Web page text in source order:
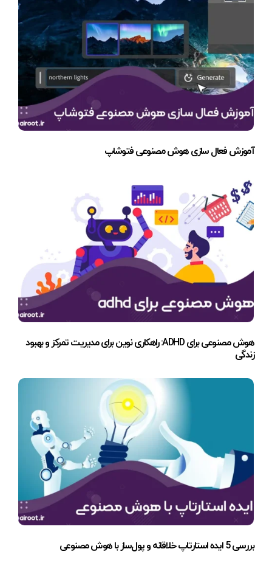
آموزش فعال سازی هوش مصنوعی فتوشاپ
هوش مصنوعی برای ADHD: راهکاری نوین برای مدیریت تمرکز و بهبود
زندگی
بررسی 5 ایده استارتاپ خلاقانه و پول‌ساز با هوش مصنوعی